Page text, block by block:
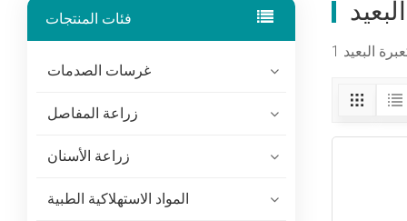
فئات المنتجات
غرسات الصدمات
زراعة المفاصل
زراعة الأسنان
المواد الاستهلاكية الطبية